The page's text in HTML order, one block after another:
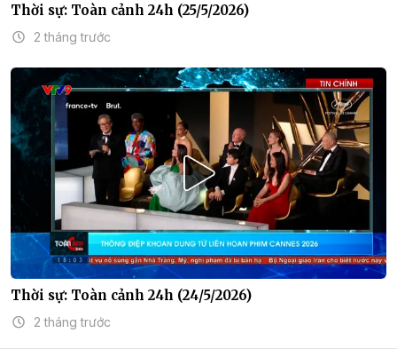
Thời sự: Toàn cảnh 24h (25/5/2026)
2 tháng trước
Thời sự: Toàn cảnh 24h (24/5/2026)
2 tháng trước